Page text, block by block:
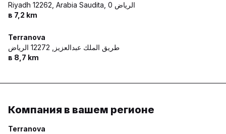
Riyadh 12262, Arabia Saudita,
0 الرياض
в 7,2 km
Terranova
طريق الملك عبدالعزيز,
12272 الرياض
в 8,7 km
Компания в вашем регионе
Terranova